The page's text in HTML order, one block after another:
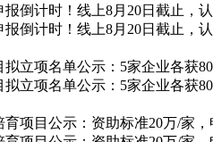
报倒计时！线上8月20日截止，
报倒计时！线上8月20日截止，
拟立项名单公示：5家企业各获
拟立项名单公示：5家企业各获
育项目公示：资助标准20万/家